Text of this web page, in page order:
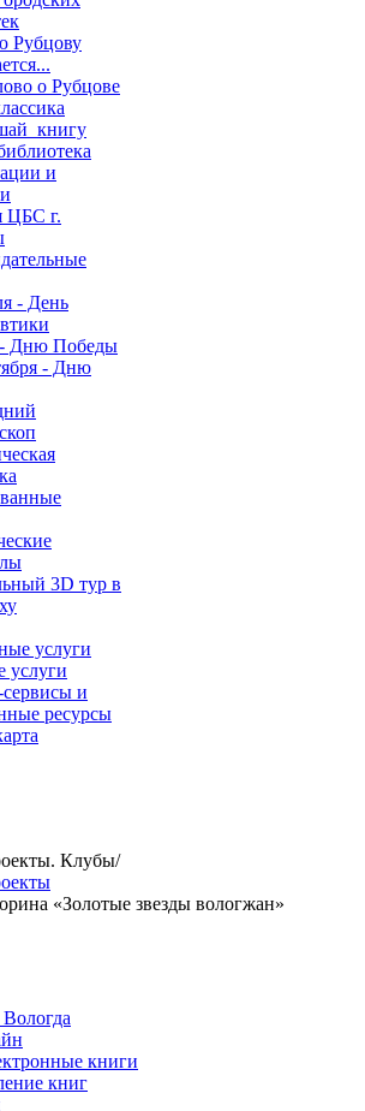
Рубцову
о Рубцове
и
ЦБС г.
- День
Дню Победы
- Дню
3D тур в
услуги
услуги
и
ресурсы
Клубы/
«Золотые звезды вологжан»
книги
книг